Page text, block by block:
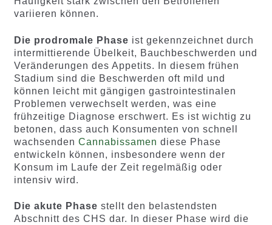
variieren können.
Die prodromale Phase ist gekennzeichnet durch
intermittierende Übelkeit, Bauchbeschwerden und
Veränderungen des Appetits. In diesem frühen
Stadium sind die Beschwerden oft mild und
können leicht mit gängigen gastrointestinalen
Problemen verwechselt werden, was eine
frühzeitige Diagnose erschwert. Es ist wichtig zu
betonen, dass auch Konsumenten von schnell
wachsenden Cannabissamen diese Phase
entwickeln können, insbesondere wenn der
Konsum im Laufe der Zeit regelmäßig oder
intensiv wird.
Die akute Phase stellt den belastendsten
Abschnitt des CHS dar. In dieser Phase wird die